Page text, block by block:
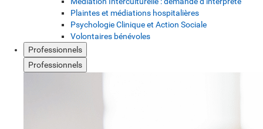
Plaintes et médiations hospitalières
Psychologie Clinique et Action Sociale
Volontaires bénévoles
Professionnels
Professionnels